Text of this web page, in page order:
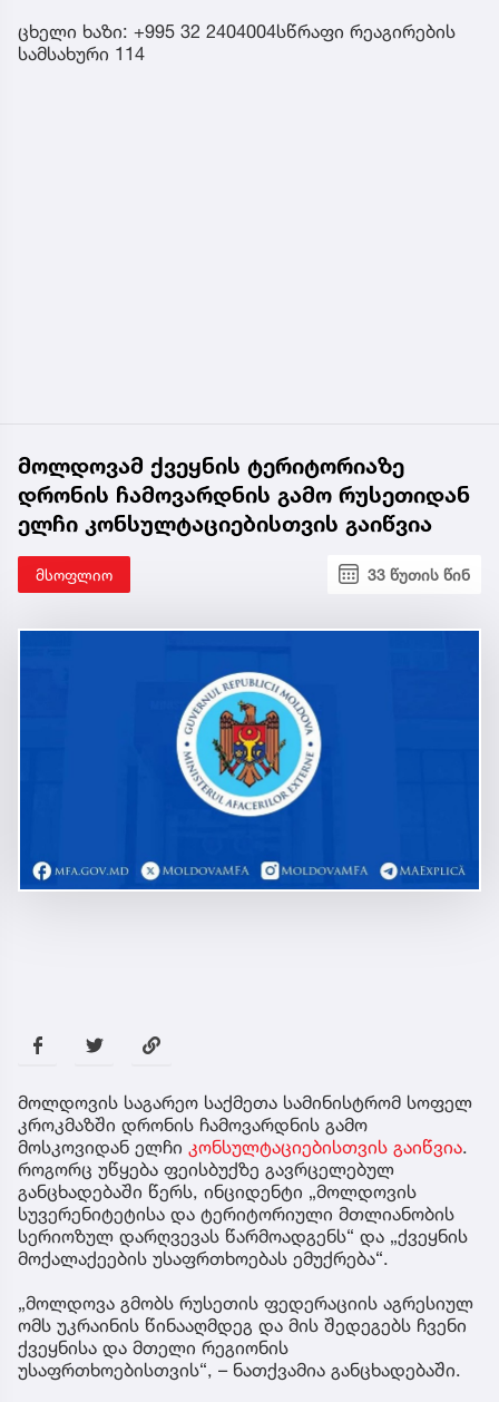
ცხელი ხაზი: +995 32 2404004სწრაფი რეაგირების
სამსახური 114
მოლდოვამ ქვეყნის ტერიტორიაზე
დრონის ჩამოვარდნის გამო რუსეთიდან
ელჩი კონსულტაციებისთვის გაიწვია
მსოფლიო 33 წუთის წინ
მოლდოვის საგარეო საქმეთა სამინისტრომ სოფელ
კროკმაზში დრონის ჩამოვარდნის გამო
მოსკოვიდან ელჩი კონსულტაციებისთვის გაიწვია.
როგორც უწყება ფეისბუქზე გავრცელებულ
განცხადებაში წერს, ინციდენტი „მოლდოვის
სუვერენიტეტისა და ტერიტორიული მთლიანობის
სერიოზულ დარღვევას წარმოადგენს“ და „ქვეყნის
მოქალაქეების უსაფრთხოებას ემუქრება“.
„მოლდოვა გმობს რუსეთის ფედერაციის აგრესიულ
ომს უკრაინის წინააღმდეგ და მის შედეგებს ჩვენი
ქვეყნისა და მთელი რეგიონის
უსაფრთხოებისთვის“, – ნათქვამია განცხადებაში.